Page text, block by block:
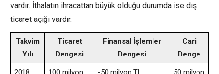
vardır. İthalatın ihracattan büyük olduğu durumda ise dış
ticaret açığı vardır.
Takvim
Yılı
Ticaret
Dengesi
Finansal İşlemler
Dengesi
Cari
Denge
2018
100 milyon
-50 milyon TL
50 milyon